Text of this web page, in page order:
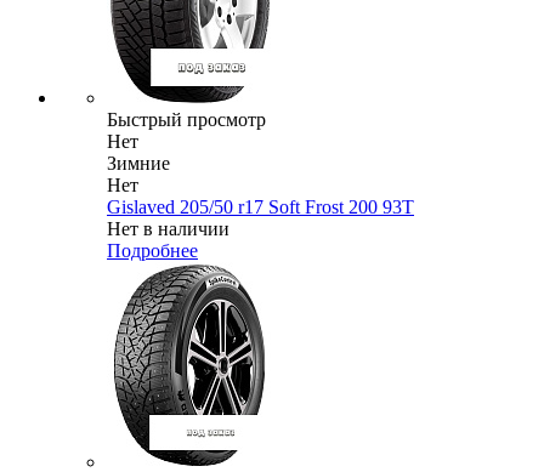
Быстрый просмотр
Нет
Зимние
Нет
Gislaved 205/50 r17 Soft Frost 200 93T
Нет в наличии
Подробнее